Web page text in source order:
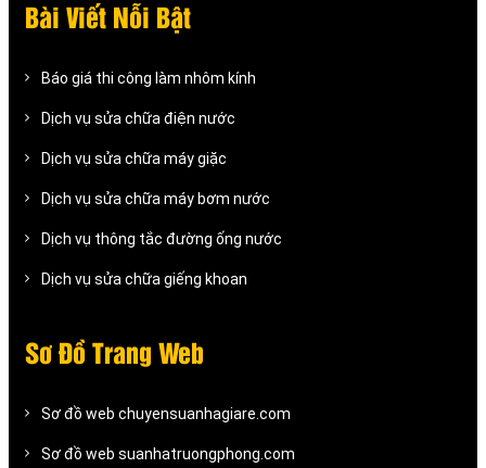
Bài Viết Nỗi Bật
Báo giá thi công làm nhôm kính
Dịch vụ sửa chữa điện nước
Dịch vụ sửa chữa máy giặc
Dịch vụ sửa chữa máy bơm nước
Dịch vụ thông tắc đường ống nước
Dịch vụ sửa chữa giếng khoan
Sơ Đồ Trang Web
Sơ đồ web chuyensuanhagiare.com
Sơ đồ web suanhatruongphong.com